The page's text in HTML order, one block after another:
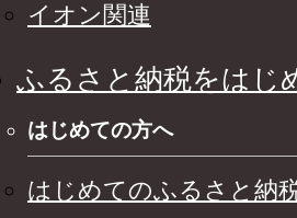
イオン関連
ふるさと納税をはじ
はじめての方へ
はじめてのふるさと納